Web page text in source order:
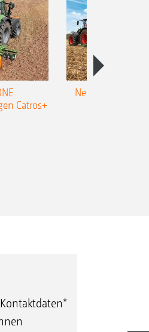
Catros+
Neuer